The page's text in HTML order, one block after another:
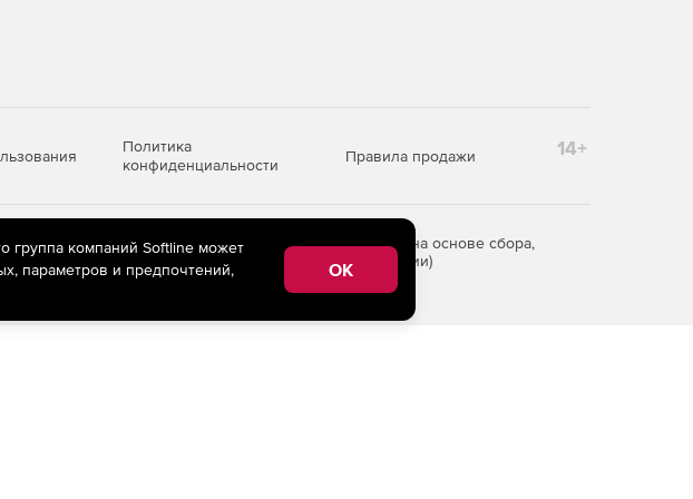
сквозного
Политика
конфиденциальности
Правила продажи 14+
технологии предоставления информации на основе сбора,
находящихся на территории Российской Федерации)
группа компаний Softline может
параметров и предпочтений,
OK